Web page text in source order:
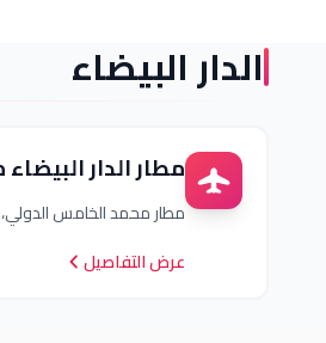
الدار البيضاء
مطار الدار
مطار محمد الخامس الدولي،
عرض التفاصيل